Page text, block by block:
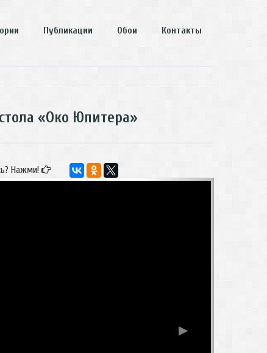
Публикации Обои Контакты
«Око Юпитера»
Нажми!
▶